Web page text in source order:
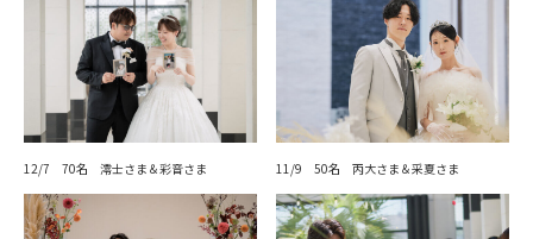
12/7 70名 澪士さま＆彩音さま 11/9 50名 丙大さま＆采夏さま